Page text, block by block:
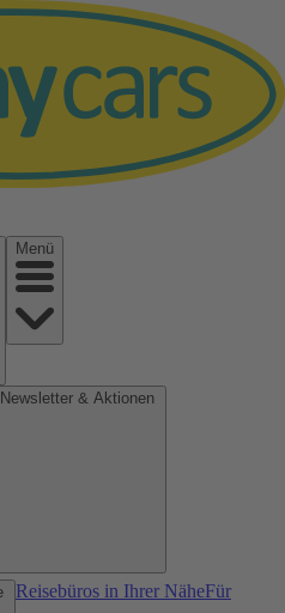
Menü
Reisebüros in Ihrer NäheFür